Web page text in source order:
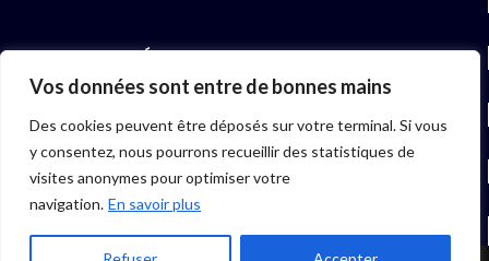
Vos données sont entre de bonnes mains
Des cookies peuvent être déposés sur votre terminal. Si vous
y consentez, nous pourrons recueillir des statistiques de
visites anonymes pour optimiser votre
navigation. En savoir plus
NOS ACTUALITÉS
LIENS UTILES